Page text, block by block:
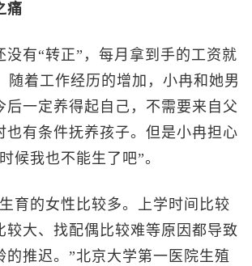
痛
有“转正”，每月拿到手的工资就
随着工作经历的增加，小冉和她男
后一定养得起自己，不需要来自父
也有条件抚养孩子。但是小冉担心
候我也不能生了吧”。
的女性比较多。上学时间比较
较大、找配偶比较难等原因都导致
的推迟。”北京大学第一医院生殖